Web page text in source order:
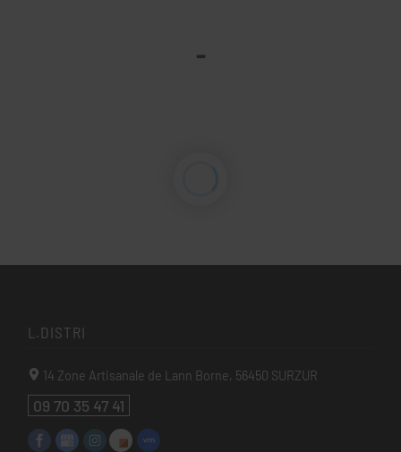
-
L.DISTRI
14 Zone Artisanale de Lann Borne, 56450 SURZUR
09 70 35 47 41